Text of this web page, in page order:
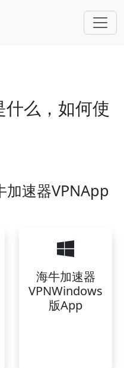
什么，如何使
加速器VPNApp
海牛加速器
VPNWindows
版App